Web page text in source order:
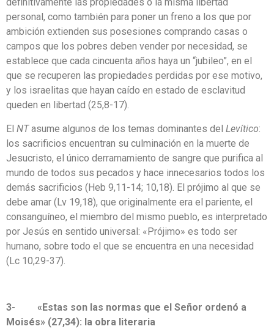
personal, como también para poner un freno a los que por
ambición extienden sus posesiones comprando casas o
campos que los pobres deben vender por necesidad, se
establece que cada cincuenta años haya un “jubileo”, en el
que se recuperen las propiedades perdidas por ese motivo,
y los israelitas que hayan caído en estado de esclavitud
queden en libertad (25,8-17).
El NTasume algunos de los temas dominantes del Levítico:
los sacrificios encuentran su culminación en la muerte de
Jesucristo, el único derramamiento de sangre que purifica al
mundo de todos sus pecados y hace innecesarios todos los
demás sacrificios (Heb 9,11-14; 10,18). El prójimo al que se
debe amar (Lv 19,18), que originalmente era el pariente, el
consanguíneo, el miembro del mismo pueblo, es interpretado
por Jesús en sentido universal: «Prójimo» es todo ser
humano, sobre todo el que se encuentra en una necesidad
(Lc 10,29-37).
3- «Estas son las normas que el Señor ordenó a
Moisés» (27,34): la obra literaria